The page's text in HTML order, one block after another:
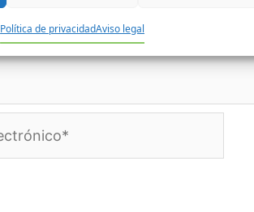
Política de privacidadAviso legal